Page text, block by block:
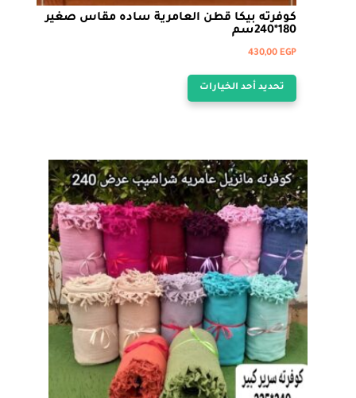
كوفرته بيكا قطن العامرية ساده مقاس صغير
180*240سم
430,00 EGP
تحديد أحد الخيارات
هناك
لهذا
المنتج.
يمكن
الخيارات
على
صفحة
المنتج